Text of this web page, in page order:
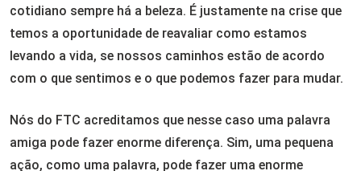
cotidiano sempre há a beleza. É justamente na crise que
temos a oportunidade de reavaliar como estamos
levando a vida, se nossos caminhos estão de acordo
com o que sentimos e o que podemos fazer para mudar.
Nós do FTC acreditamos que nesse caso uma palavra
amiga pode fazer enorme diferença. Sim, uma pequena
ação, como uma palavra, pode fazer uma enorme